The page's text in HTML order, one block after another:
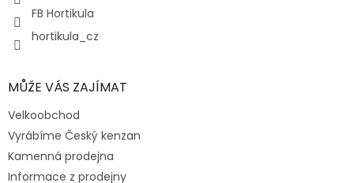
FB Hortikula
hortikula_cz
MŮŽE VÁS ZAJÍMAT
Velkoobchod
Vyrábíme Český kenzan
Kamenná prodejna
Informace z prodejny